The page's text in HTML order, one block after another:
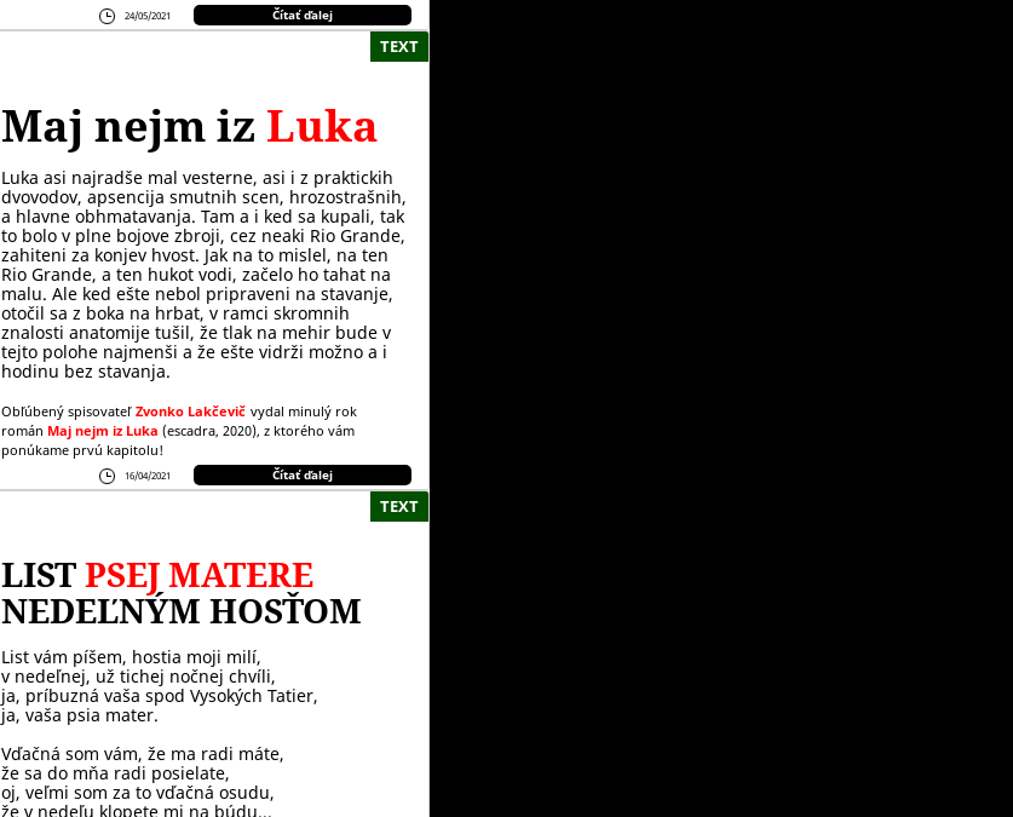
24/05/2021 Čítať ďalej
TEXT
Maj nejm iz Luka
Luka asi najradše mal vesterne, asi i z praktickih
dvovodov, apsencija smutnih scen, hrozostrašnih,
a hlavne obhmatavanja. Tam a i ked sa kupali, tak
to bolo v plne bojove zbroji, cez neaki Rio Grande,
zahiteni za konjev hvost. Jak na to mislel, na ten
Rio Grande, a ten hukot vodi, začelo ho tahat na
malu. Ale ked ešte nebol pripraveni na stavanje,
otočil sa z boka na hrbat, v ramci skromnih
znalosti anatomije tušil, že tlak na mehir bude v
tejto polohe najmenši a že ešte vidrži možno a i
hodinu bez stavanja.
Obľúbený spisovateľ Zvonko Lakčevič vydal minulý rok
román Maj nejm iz Luka (escadra, 2020), z ktorého vám
ponúkame prvú kapitolu!
16/04/2021 Čítať ďalej
TEXT
LISTPSEJ MATERE
NEDEĽNÝM HOSŤOM
List vám píšem, hostia moji milí,
v nedeľnej, už tichej nočnej chvíli,
ja, príbuzná vaša spod Vysokých Tatier,
ja, vaša psia mater.
Vďačná som vám, že ma radi máte,
že sa do mňa radi posielate,
oj, veľmi som za to vďačná osudu,
že v nedeľu klopete mi na búdu...